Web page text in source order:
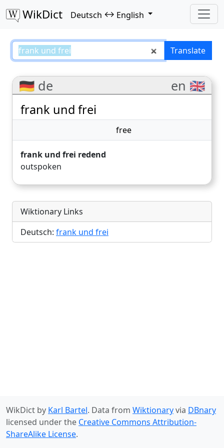
WikDict Deutsch ↔ English
frank und frei – Translate
🇩🇪 de en 🇬🇧
frank und frei
free
frank und frei redend
outspoken
Wiktionary Links
Deutsch: frank und frei
WikDict by Karl Bartel. Data from Wiktionaryvia DBnary
licensed under the Creative Commons Attribution-
ShareAlike License.